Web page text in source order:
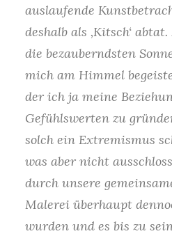
auslaufende
deshalb als ‚Kitsch‘
die bezauberndsten
mich am Himmel
der ich ja meine
Gefühlswerten zu
solch ein Extremismus
was aber nicht
durch unsere
Malerei überhaupt
wurden und es bis zu